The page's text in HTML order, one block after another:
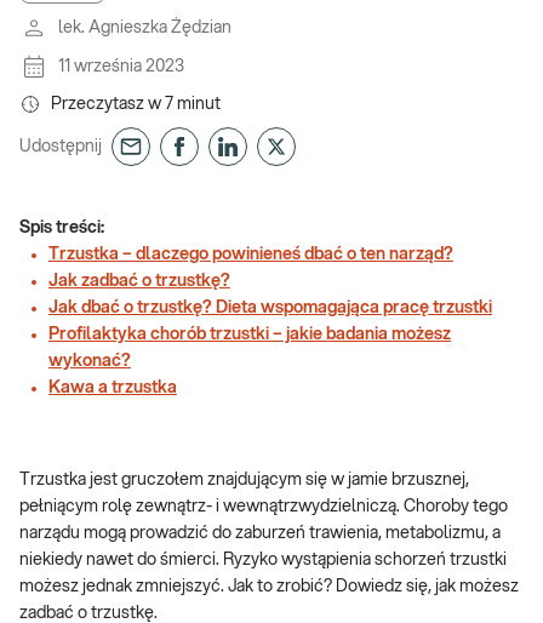
lek. Agnieszka Żędzian
11 września 2023
Przeczytasz w 7 minut
Udostępnij
Spis treści:
Trzustka – dlaczego powinieneś dbać o ten narząd?
Jak zadbać o trzustkę?
Jak dbać o trzustkę? Dieta wspomagająca pracę trzustki
Profilaktyka chorób trzustki – jakie badania możesz
wykonać?
Kawa a trzustka
Trzustka jest gruczołem znajdującym się w jamie brzusznej,
pełniącym rolę zewnątrz- i wewnątrzwydzielniczą. Choroby tego
narządu mogą prowadzić do zaburzeń trawienia, metabolizmu, a
niekiedy nawet do śmierci. Ryzyko wystąpienia schorzeń trzustki
możesz jednak zmniejszyć. Jak to zrobić? Dowiedz się, jak możesz
zadbać o trzustkę.